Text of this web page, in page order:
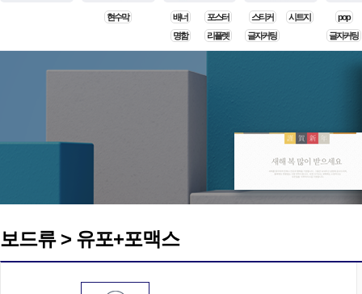
현수막 배너
포스터
명함
리플렛
스티커
시트지
글자커팅
pop
글자커팅
보드류 > 유포+포맥스